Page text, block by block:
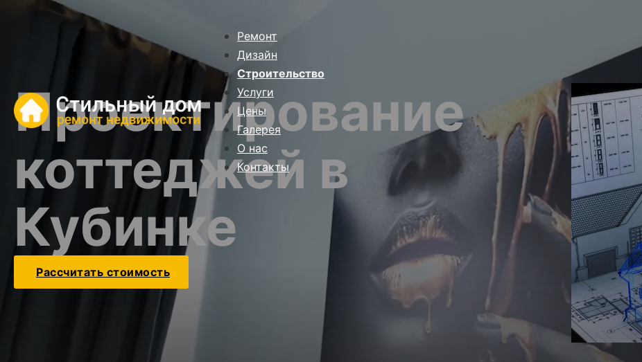
Ремонт
Дизайн
Строительство
Услуги
Цены
Галерея
О нас
Контакты
Проектирование
коттеджей в
Кубинке
Рассчитать стоимость